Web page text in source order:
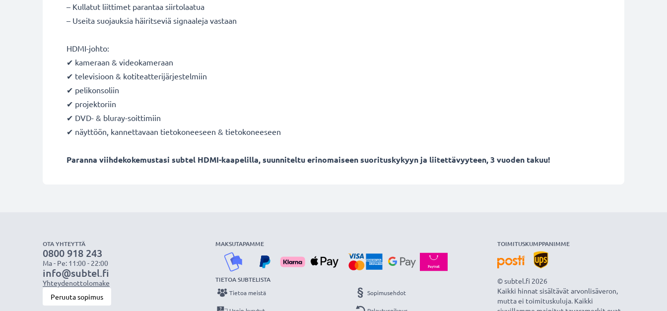
– Kullatut liittimet parantaa siirtolaatua
– Useita suojauksia häiritseviä signaaleja vastaan
HDMI-johto:
✔ kameraan & videokameraan
✔ televisioon & kotiteatterijärjestelmiin
✔ pelikonsoliin
✔ projektoriin
✔ DVD- & bluray-soittimiin
✔ näyttöön, kannettavaan tietokoneeseen & tietokoneeseen
Paranna viihdekokemustasi subtel HDMI-kaapelilla, suunniteltu erinomaiseen suorituskykyyn ja liitettävyyteen, 3 vuoden takuu!
OTA YHTEYTTÄ
0800 918 243
Ma - Pe: 11:00 - 22:00
info@subtel.fi
Yhteydenottolomake
Peruuta sopimus
MAKSUTAPAMME
TIETOA SUBTELISTA
Tietoa meistä Sopimusehdot
TOIMITUSKUMPPANIMME
© subtel.fi 2026
Kaikki hinnat sisältävät arvonlisäveron,
mutta ei toimituskuluja. Kaikki